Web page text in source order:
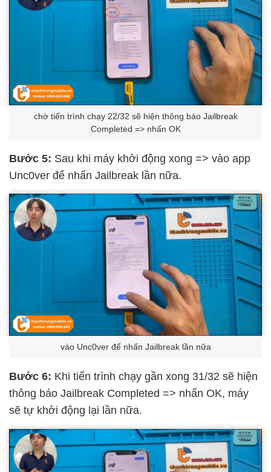
chờ tiến trình chạy 22/32 sẽ hiện thông báo Jailbreak
Completed => nhấn OK
Bước 5: Sau khi máy khởi động xong => vào app
Unc0ver để nhấn Jailbreak lần nữa.
vào Unc0ver để nhấn Jailbreak lần nữa
Bước 6: Khi tiến trình chạy gần xong 31/32 sẽ hiện
thông báo Jailbreak Completed => nhấn OK, máy
sẽ tự khởi động lại lần nữa.